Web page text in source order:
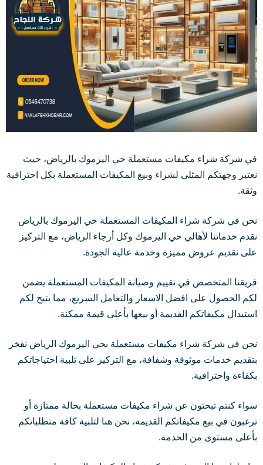
في شركة شراء مكيفات مستعملة حي اليرموك بالرياض، حيث
نعتبر وجهتكم المثلى لشراء وبيع المكيفات المستعملة بكل احترافية
وثقة.
نحن في شركة شراء المكيفات المستعملة حي اليرموك بالرياض
نقدم خدماتنا لأهالي حي اليرموك وكل أرجاء الرياض، مع التركيز
على تقديم عروض مميزة وخدمة عالية الجودة.
فريقنا المتخصص في تقييم وصيانة المكيفات المستعملة يضمن
لكم الحصول على افضل الاسعار والتعامل السريع، مما يتيح لكم
استبدال مكيفاتكم القديمة أو بيعها بأعلى قيمة ممكنة.
نحن في شركة شراء مكيفات مستعملة بحي اليرموك الرياض نفخر
بتقديم خدمات موثوقة وشفافة، مع التركيز على تلبية احتياجاتكم
بكفاءة واحترافية.
سواء كنتم تبحثون عن شراء مكيفات مستعملة بحالة ممتازة أو
ترغبون في بيع مكيفاتكم القديمة، نحن هنا لتلبية كافة متطلباتكم
بأعلى مستوى من الخدمة.